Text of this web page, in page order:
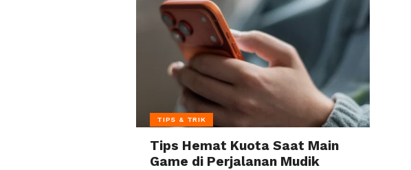
TIPS & TRIK
Tips Hemat Kuota Saat Main
Game di Perjalanan Mudik